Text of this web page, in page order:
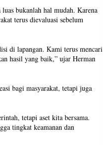
bukanlah hal mudah. Karena
terus dievaluasi sebelum
di lapangan. Kami terus mencari
hasil yang baik,” ujar Herman
bagi masyarakat, tetapi juga
tetapi aset kita bersama.
tingkat keamanan dan